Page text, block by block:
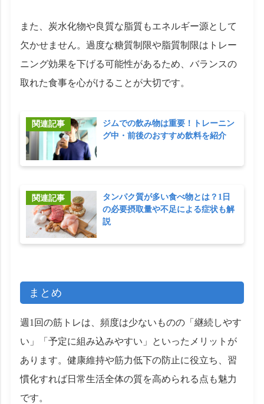
また、炭水化物や良質な脂質もエネルギー源として
欠かせません。過度な糖質制限や脂質制限はトレー
ニング効果を下げる可能性があるため、バランスの
取れた食事を心がけることが大切です。
ジムでの飲み物は重要！トレーニン
グ中・前後のおすすめ飲料を紹介
タンパク質が多い食べ物とは？1日
の必要摂取量や不足による症状も解
説
まとめ
週1回の筋トレは、頻度は少ないものの「継続しやす
い」「予定に組み込みやすい」といったメリットが
あります。健康維持や筋力低下の防止に役立ち、習
慣化すれば日常生活全体の質を高められる点も魅力
です。